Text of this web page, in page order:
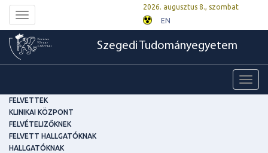
Toggle
navigation
2026. augusztus 8., szombat
EN
Szegedi Tudományegyetem
FELVETTEK
KLINIKAI KÖZPONT
FELVÉTELIZŐKNEK
FELVETT HALLGATÓKNAK
HALLGATÓKNAK